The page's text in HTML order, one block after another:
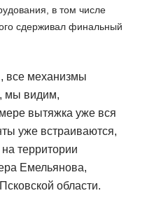
в том числе
сдерживал финальный
все механизмы
мы видим,
вытяжка уже вся
уже встраиваются,
территории
Емельянова,
области.